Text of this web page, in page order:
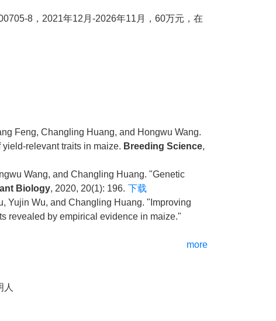
8，2021年12月-2026年11月，60万元，在
Feng, Changling Huang, and Hongwu Wang.
relevant traits in maize. Breeding Science,
Wang, and Changling Huang. "Genetic
Biology, 2020, 20(1): 196. 下载
Yujin Wu, and Changling Huang. "Improving
revealed by empirical evidence in maize."
more
人